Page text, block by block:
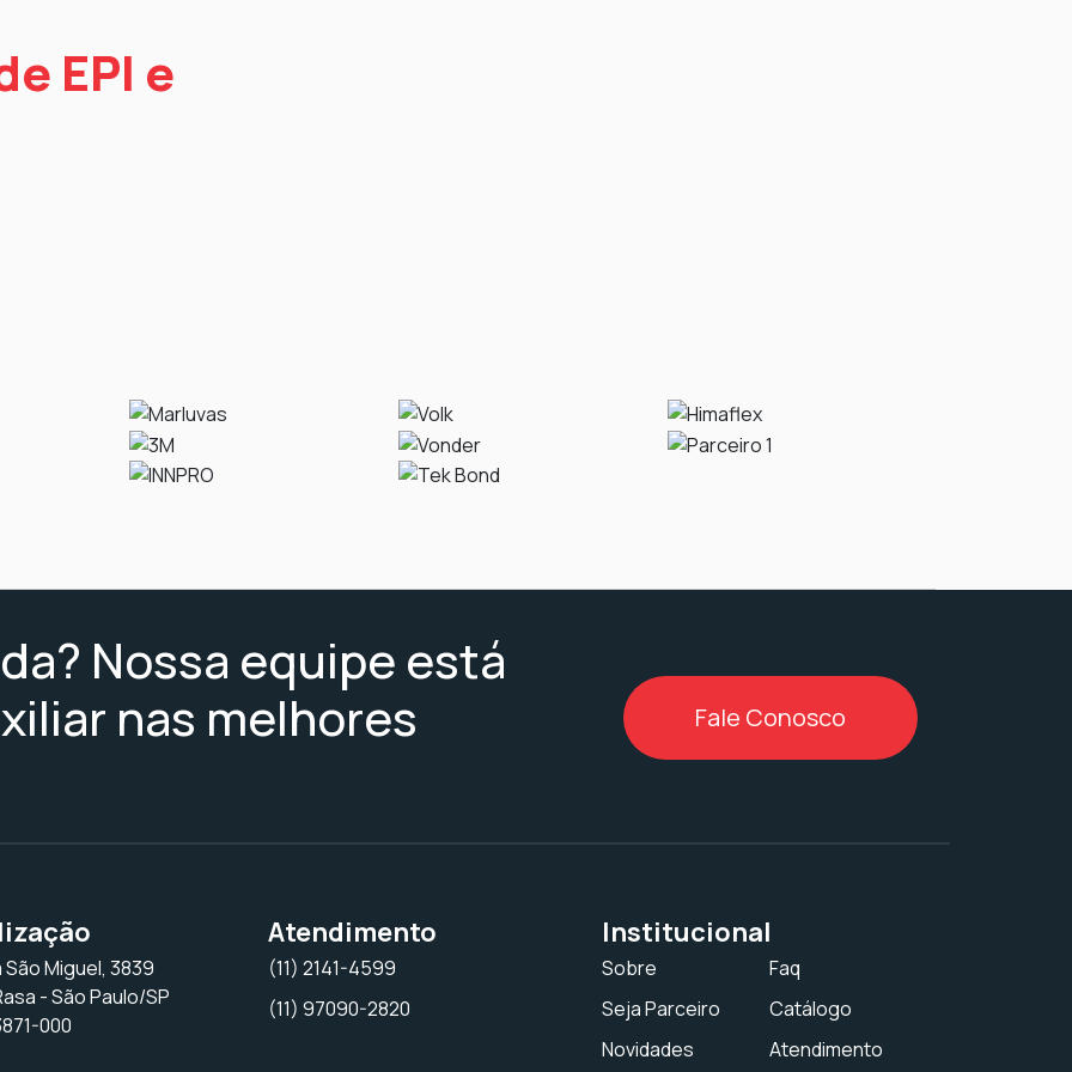
EPI e
Nossa equipe está
nas melhores
Fale Conosco
São Miguel, 3839
- São Paulo/SP
000
Atendimento
(11) 2141-4599
(11) 97090-2820
Institucional
Sobre
Seja Parceiro
Novidades
Faq
Catálogo
Atendimento